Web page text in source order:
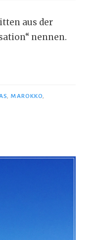
aus der
nennen.
, MAROKKO,